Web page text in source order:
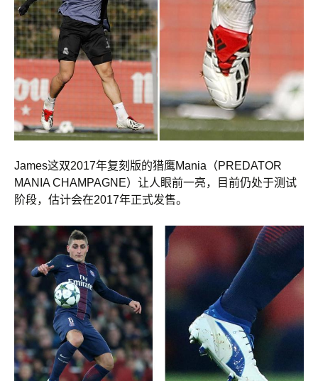
James这双2017年复刻版的猎鹰Mania（PREDATOR
MANIA CHAMPAGNE）让人眼前一亮，目前仍处于测试
阶段，估计会在2017年正式发售。